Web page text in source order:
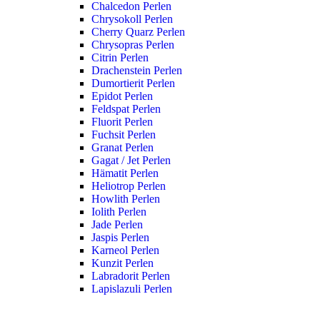
Chalcedon Perlen
Chrysokoll Perlen
Cherry Quarz Perlen
Chrysopras Perlen
Citrin Perlen
Drachenstein Perlen
Dumortierit Perlen
Epidot Perlen
Feldspat Perlen
Fluorit Perlen
Fuchsit Perlen
Granat Perlen
Gagat / Jet Perlen
Hämatit Perlen
Heliotrop Perlen
Howlith Perlen
Iolith Perlen
Jade Perlen
Jaspis Perlen
Karneol Perlen
Kunzit Perlen
Labradorit Perlen
Lapislazuli Perlen